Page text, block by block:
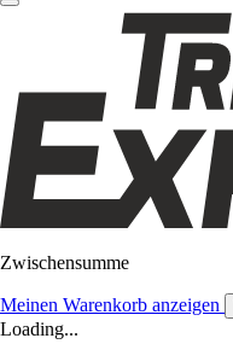
Zwischensumme
Meinen Warenkorb anzeigen
Loading...